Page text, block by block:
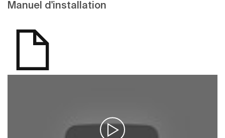
Manuel d'installation